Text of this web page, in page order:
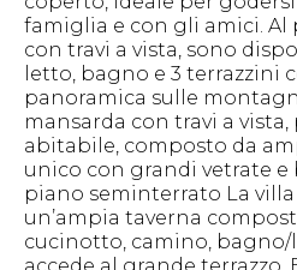
famiglia e con gli amici.
con travi a vista, sono
letto, bagno e 3 terrazzini
panoramica sulle
mansarda con travi a
abitabile, composto da
unico con grandi vetrate e
piano seminterrato La
un’ampia taverna
cucinotto, camino, bagno/